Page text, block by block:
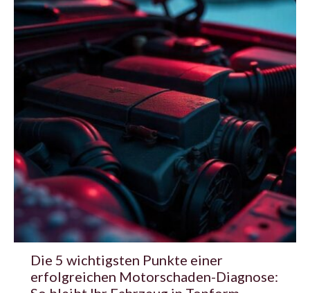
Die 5 wichtigsten Punkte einer
erfolgreichen Motorschaden-Diagnose: